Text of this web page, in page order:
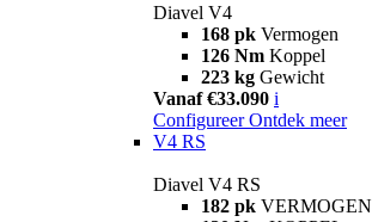
Diavel V4
168 pk Vermogen
126 Nm Koppel
223 kg Gewicht
Vanaf €33.090 i
Configureer Ontdek meer
V4 RS
Diavel V4 RS
182 pk VERMOGEN